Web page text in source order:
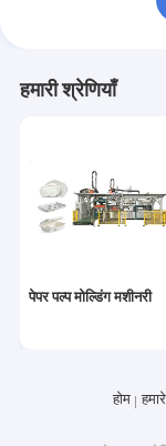
हमारी श्रेणियाँ
पेपर पल्प मोल्डिंग मशीनरी
होम